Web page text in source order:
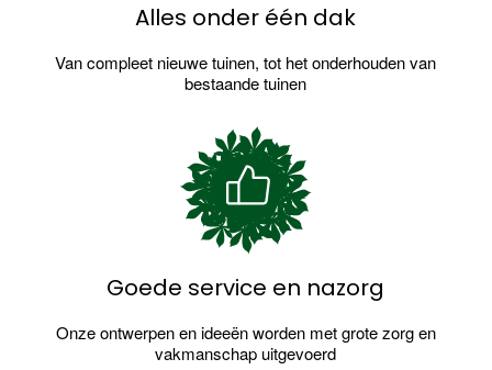
Alles onder één dak
Van compleet nieuwe tuinen, tot het onderhouden van
bestaande tuinen
Goede service en nazorg
Onze ontwerpen en ideeën worden met grote zorg en
vakmanschap uitgevoerd